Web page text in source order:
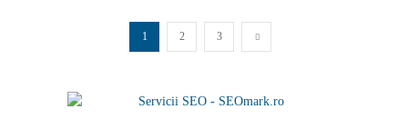
1 2 3